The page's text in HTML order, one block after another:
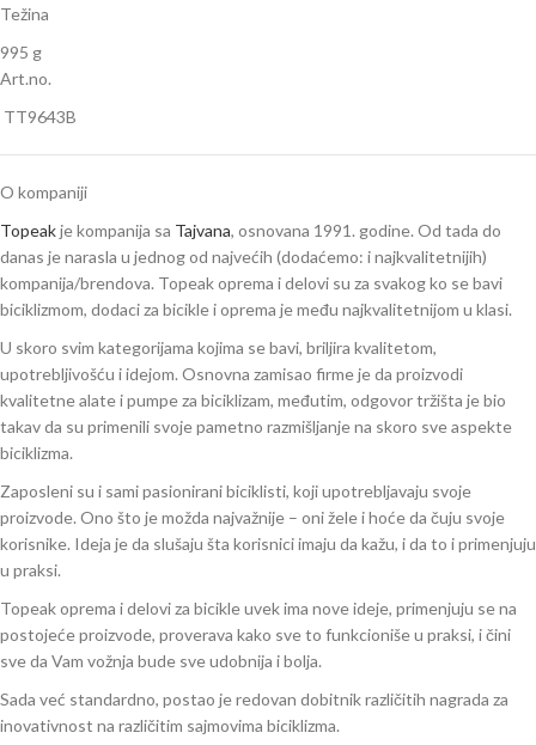
Težina
995 g
Art.no.
TT9643B
O kompaniji
Topeakje kompanija sa Tajvana, osnovana 1991. godine. Od tada do
danas je narasla u jednog od najvećih (dodaćemo: i najkvalitetnijih)
kompanija/brendova. Topeak oprema i delovi su za svakog ko se bavi
biciklizmom, dodaci za bicikle i oprema je među najkvalitetnijom u klasi.
U skoro svim kategorijama kojima se bavi, briljira kvalitetom,
upotrebljivošću i idejom. Osnovna zamisao firme je da proizvodi
kvalitetne alate i pumpe za biciklizam, međutim, odgovor tržišta je bio
takav da su primenili svoje pametno razmišljanje na skoro sve aspekte
biciklizma.
Zaposleni su i sami pasionirani biciklisti, koji upotrebljavaju svoje
proizvode. Ono što je možda najvažnije – oni žele i hoće da čuju svoje
korisnike. Ideja je da slušaju šta korisnici imaju da kažu, i da to i primenjuju
u praksi.
Topeak oprema i delovi za bicikle uvek ima nove ideje, primenjuju se na
postojeće proizvode, proverava kako sve to funkcioniše u praksi, i čini
sve da Vam vožnja bude sve udobnija i bolja.
Sada već standardno, postao je redovan dobitnik različitih nagrada za
inovativnost na različitim sajmovima biciklizma.